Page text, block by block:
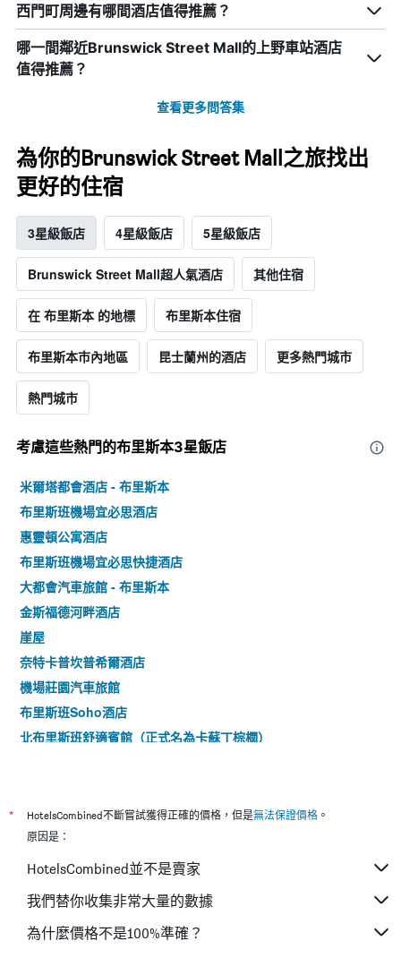
西門町周邊有哪間酒店值得推薦？
哪一間鄰近Brunswick Street Mall的上野車站酒店
值得推薦？
查看更多問答集
為你的Brunswick Street Mall之旅找出
更好的住宿
3星級飯店 4星級飯店 5星級飯店
Brunswick Street Mall超人氣酒店 其他住宿
在 布里斯本 的地標 布里斯本住宿
布里斯本市內地區 昆士蘭州的酒店 更多熱門城市
熱門城市
考慮這些熱門的布里斯本3星​飯店
米爾塔都會酒店 - 布里斯本
布里斯班機場宜必思酒店
惠靈頓公寓酒店
布里斯班機場宜必思快捷酒店
大都會汽車旅館 - 布里斯本
金斯福德河畔酒店
崖屋
奈特卡普坎普希爾酒店
機場莊園汽車旅館
布里斯班Soho酒店
北布里斯班舒適賓館（正式名為卡蘇丁棕櫚）
摩柔卡汽車旅館 - 木蘆卡
相思嶺飯店汽車旅館
克萊菲爾德機場汽車旅館
阿斯普雷卡爾瑟爾汽車旅館
庫珀殖民式汽車旅館
* HotelsCombined不斷嘗試獲得正確的價格，但是無法保證價格 。
原因是：
HotelsCombined並不是賣家
我們替你收集非常大量的數據
為什麼價格不是100%準確？